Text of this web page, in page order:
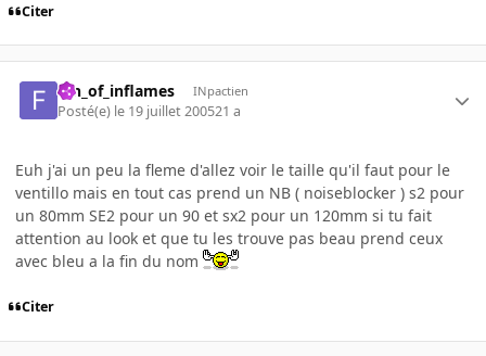
Citer
fan_of_inflames INpactien
Posté(e) le 19 juillet 200521 a
Euh j'ai un peu la fleme d'allez voir le taille qu'il faut pour le
ventillo mais en tout cas prend un NB ( noiseblocker ) s2 pour
un 80mm SE2 pour un 90 et sx2 pour un 120mm si tu fait
attention au look et que tu les trouve pas beau prend ceux
avec bleu a la fin du nom
Citer